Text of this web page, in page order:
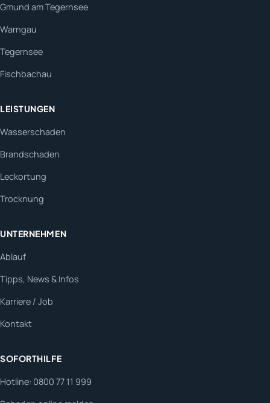
Gmund am Tegernsee
Warngau
Tegernsee
Fischbachau
LEISTUNGEN
Wasserschaden
Brandschaden
Leckortung
Trocknung
UNTERNEHMEN
Ablauf
Tipps, News & Infos
Karriere / Job
Kontakt
SOFORTHILFE
Hotline: 0800 77 11 999